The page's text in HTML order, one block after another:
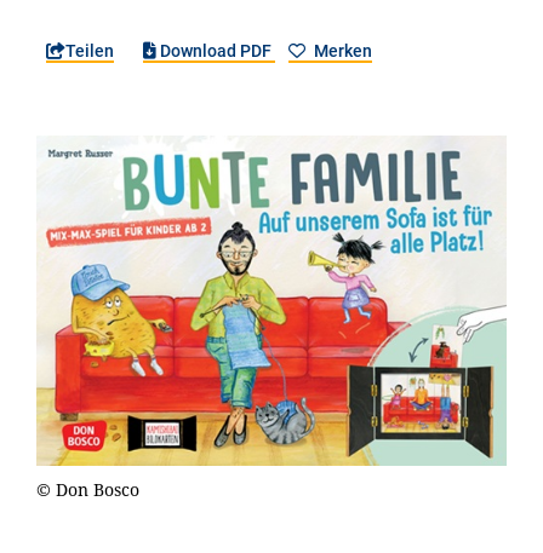
Teilen Download PDF Merken
© Don Bosco